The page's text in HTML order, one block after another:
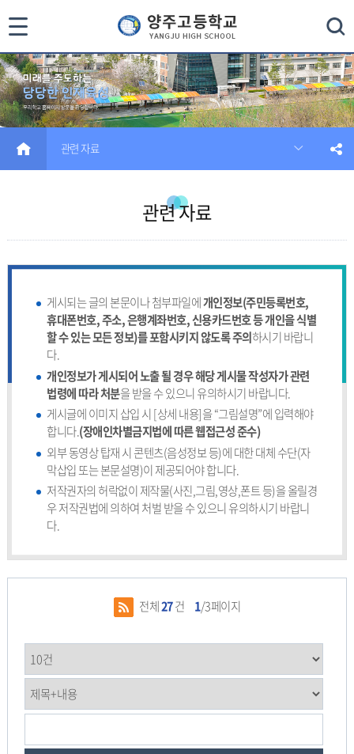
검색
통
합
검
닫
기
HOME 관련 자료
관련 자료
게시되는 글의 본문이나 첨부파일에개인정보(주민등록번호,
휴대폰번호, 주소, 은행계좌번호, 신용카드번호 등 개인을 식별
할 수 있는 모든 정보)를 포함시키지 않도록 주의하시기 바랍니
다.
개인정보가 게시되어 노출 될 경우 해당 게시물 작성자가 관련
법령에 따라 처분을 받을 수 있으니 유의하시기 바랍니다.
게시글에 이미지 삽입 시 [상세 내용]을 “그림설명”에 입력해야
합니다.(장애인차별금지법에 따른 웹접근성 준수)
외부 동영상 탑재 시 콘텐츠(음성정보 등)에 대한 대체 수단(자
막삽입 또는 본문설명)이 제공되어야 합니다.
저작권자의 허락없이 제작물(사진,그림,영상,폰트 등)을 올릴경
우 저작권법에 의하여 처벌 받을 수 있으니 유의하시기 바랍니
다.
전체27건 1/3페이지